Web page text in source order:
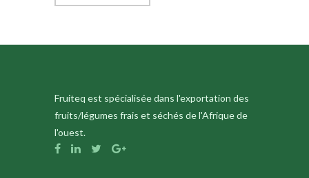
Fruiteq est spécialisée dans l'exportation des
fruits/légumes frais et séchés de l'Afrique de
l'ouest.